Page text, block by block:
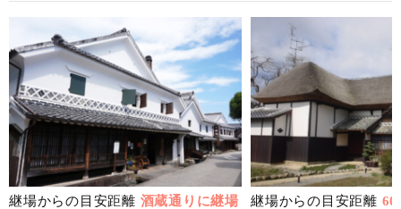
継場からの目安距離 酒蔵通りに継場
継場からの目安距離